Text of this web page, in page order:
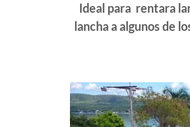
Ideal para rentara
lancha a algunos de